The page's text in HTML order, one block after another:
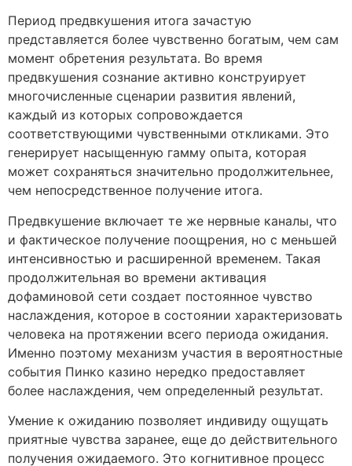
Период предвкушения итога зачастую
представляется более чувственно богатым, чем сам
момент обретения результата. Во время
предвкушения сознание активно конструирует
многочисленные сценарии развития явлений,
каждый из которых сопровождается
соответствующими чувственными откликами. Это
генерирует насыщенную гамму опыта, которая
может сохраняться значительно продолжительнее,
чем непосредственное получение итога.
Предвкушение включает те же нервные каналы, что
и фактическое получение поощрения, но с меньшей
интенсивностью и расширенной временем. Такая
продолжительная во времени активация
дофаминовой сети создает постоянное чувство
наслаждения, которое в состоянии характеризовать
человека на протяжении всего периода ожидания.
Именно поэтому механизм участия в вероятностные
события Пинко казино нередко предоставляет
более наслаждения, чем определенный результат.
Умение к ожиданию позволяет индивиду ощущать
приятные чувства заранее, еще до действительного
получения ожидаемого. Это когнитивное процесс